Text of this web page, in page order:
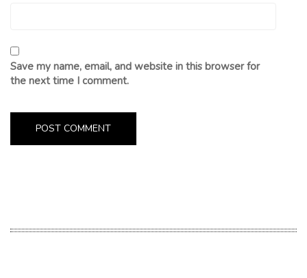
Save my name, email, and website in this browser for
the next time I comment.